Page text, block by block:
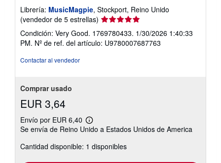
f
d
e
Librería: MusicMagpie, Stockport, Reino Unido
(vendedor de 5 estrellas) Calificación
vendedor:
5
Condición: Very Good. 1769780433. 1/30/2026 1:40:33
PM. Nº de ref. del artículo: U9780007687763
Contactar al vendedor
Comprar usado
EUR 3,64
Envío por EUR 6,40
Más
información
las
tarifas
Se envía de Reino Unido a Estados Unidos de America
Cantidad disponible: 1 disponibles